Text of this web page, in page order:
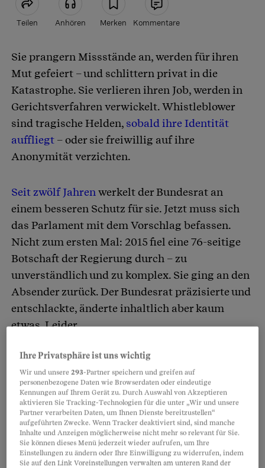
Teilen Anhören Merken Kommentare
Artikel teilen
Sie prangern Missstände an, werden für ihren
Mut gefeiert – und schlittern privat in die
Katastrophe. Sie verlieren ihren Job, werden in
Gerichtsverfahren verwickelt. Whistleblower
sind tragische Helden, sobald ihre Identität
auffliegt – oder sie freiwillig auf ihre
Anonymität verzichten.
Seit zwölf Jahrenwerkelt der Bundesrat an
einem besseren Schutz für sie. Jetzt muss sich
das Parlament mit dem Vorschlag befassen.
Nicht zum ersten Mal: 2015 fiel eine 76-seitige
Botschaft der Regierung durch – zu
unverständlich und zu komplex. Sie ging an den
Absender zurück. Der Bundesrat präzisierte und
entschlackte, änderte inhaltlich aber kaum
etwas. Leider.
Partnerinhalte
Ihre Privatsphäre ist uns wichtig
Wir und unsere293-Partner speichern und greifen auf
personenbezogene Daten wie Browserdaten oder eindeutige
Kennungen auf Ihrem Gerät zu. Durch Auswahl von Akzeptieren
aktivieren Sie Tracking-Technologien für die unter „Wir und unsere
Partner verarbeiten Daten, um Ihnen Dienste bereitzustellen“
aufgeführten Zwecke. Wenn Tracker deaktiviert sind, sind manche
Inhalte und Anzeigen möglicherweise nicht mehr so relevant für Sie.
Sie können dieses Menü jederzeit wieder aufrufen, um Ihre
Einstellungen zu ändern oder Ihre Einwilligung zu widerrufen, indem
Sie auf den Link Voreinstellungen verwalten am unteren Rand der